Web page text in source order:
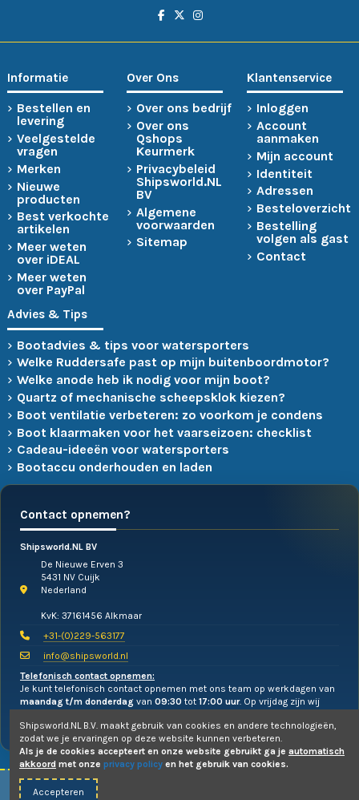
Informatie
Bestellen en
levering
Veelgestelde
vragen
Merken
Nieuwe
producten
Best verkochte
artikelen
Meer weten
over iDEAL
Meer weten
over PayPal
Over Ons
Over ons bedrijf
Over ons
Qshops
Keurmerk
Privacybeleid
Shipsworld.NL
BV
Algemene
voorwaarden
Sitemap
Klantenservice
Inloggen
Account
aanmaken
Mijn account
Identiteit
Adressen
Besteloverzicht
Bestelling
volgen als gast
Contact
Advies & Tips
Bootadvies & tips voor watersporters
Welke Ruddersafe past op mijn buitenboordmotor?
Welke anode heb ik nodig voor mijn boot?
Quartz of mechanische scheepsklok kiezen?
Boot ventilatie verbeteren: zo voorkom je condens
Boot klaarmaken voor het vaarseizoen: checklist
Cadeau-ideeën voor watersporters
Bootaccu onderhouden en laden
Contact opnemen?
Shipsworld.NL BV
De Nieuwe Erven 3
5431 NV Cuijk
Nederland
KvK: 37161456 Alkmaar
+31-(0)229-563177
info@shipsworld.nl
Telefonisch contact opnemen:
Je kunt telefonisch contact opnemen met ons team op werkdagen van
maandag t/m donderdag van 09:30 tot 17:00 uur. Op vrijdag zijn wij
© 2010-2026 -
Shipsworld.NL B.V. maakt gebruik van cookies en andere technologieën,
zodat we je ervaringen op deze website kunnen verbeteren.
Als je de cookies accepteert en onze website gebruikt ga je automatisch
akkoord met onze privacy policy en het gebruik van cookies.
Accepteren